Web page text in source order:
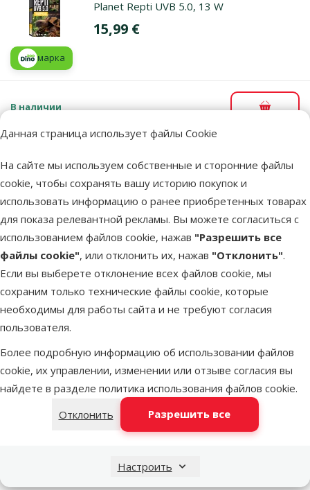
Данная страница использует файлы Cookie
На сайте мы используем собственные и сторонние файлы
cookie, чтобы сохранять вашу историю покупок и
использовать информацию о ранее приобретенных товарах
для показа релевантной рекламы. Вы можете согласиться с
использованием файлов cookie, нажав "Разрешить все
файлы cookie", или отклонить их, нажав "Отклонить".
Если вы выберете отклонение всех файлов cookie, мы
сохраним только технические файлы cookie, которые
необходимы для работы сайта и не требуют согласия
пользователя.
Более подробную информацию об использовании файлов
cookie, их управлении, изменении или отзыве согласия вы
найдете в разделе политика использования файлов cookie.
Отклонить
Разрешить все
Настроить
Planet Repti UVB 5.0, 13 W
Цена
15,99 €
марка
В наличии В
Лампочка для террариума - EXO TERRA Reptile UVB100 (26W)
Описание Параметры
В начало страницы
superzoo.product.detail.content
Лампочка для террариума - EXO TERRA Reptile UVB100
(26W).
Лампочка со спектром, адаптированным к зрению рептилий.
Идеально подходит для тропических и субтропических
рептилий (хамелеоны, лягушки, фельзумы, игуаны);
УФА-излучение стимулирует аппетит, активность и
репродуктивное поведение;
Улучшает и корректирует у животных восприятие
окружающей среды;
Стимулирует естественное поведение;
Рептилии лучше воспринимают и распознают естественные
цвета окружающей среды;